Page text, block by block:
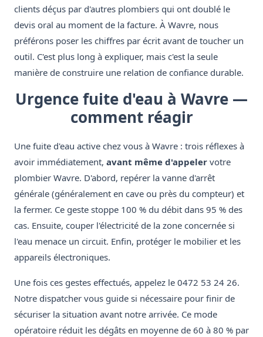
clients déçus par d'autres plombiers qui ont doublé le
devis oral au moment de la facture. À Wavre, nous
préférons poser les chiffres par écrit avant de toucher un
outil. C'est plus long à expliquer, mais c'est la seule
manière de construire une relation de confiance durable.
Urgence fuite d'eau à Wavre —
comment réagir
Une fuite d'eau active chez vous à Wavre : trois réflexes à
avoir immédiatement, avant même d'appeler votre
plombier Wavre. D'abord, repérer la vanne d'arrêt
générale (généralement en cave ou près du compteur) et
la fermer. Ce geste stoppe 100 % du débit dans 95 % des
cas. Ensuite, couper l'électricité de la zone concernée si
l'eau menace un circuit. Enfin, protéger le mobilier et les
appareils électroniques.
Une fois ces gestes effectués, appelez le 0472 53 24 26.
Notre dispatcher vous guide si nécessaire pour finir de
sécuriser la situation avant notre arrivée. Ce mode
opératoire réduit les dégâts en moyenne de 60 à 80 % par